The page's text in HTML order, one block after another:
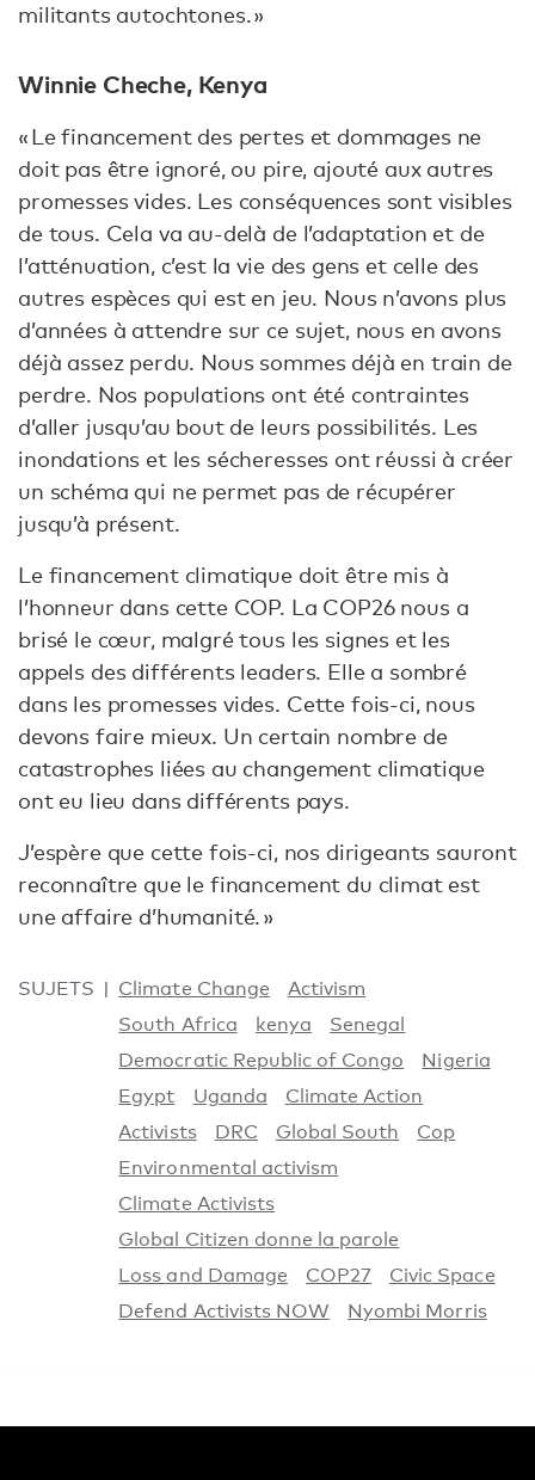
militants autochtones. »
Winnie Cheche, Kenya
« Le financement des pertes et dommages ne
doit pas être ignoré, ou pire, ajouté aux autres
promesses vides. Les conséquences sont visibles
de tous. Cela va au-delà de l’adaptation et de
l’atténuation, c’est la vie des gens et celle des
autres espèces qui est en jeu. Nous n’avons plus
d’années à attendre sur ce sujet, nous en avons
déjà assez perdu. Nous sommes déjà en train de
perdre. Nos populations ont été contraintes
d’aller jusqu’au bout de leurs possibilités. Les
inondations et les sécheresses ont réussi à créer
un schéma qui ne permet pas de récupérer
jusqu’à présent.
Le financement climatique doit être mis à
l’honneur dans cette COP. La COP26 nous a
brisé le cœur, malgré tous les signes et les
appels des différents leaders. Elle a sombré
dans les promesses vides. Cette fois-ci, nous
devons faire mieux. Un certain nombre de
catastrophes liées au changement climatique
ont eu lieu dans différents pays.
J’espère que cette fois-ci, nos dirigeants sauront
reconnaître que le financement du climat est
une affaire d’humanité. »
SUJETS Climate Change
Activism
South Africa
kenya
Senegal
Democratic Republic of Congo
Nigeria
Egypt
Uganda
Climate Action
Activists
DRC Global South
Cop
Environmental activism
Climate Activists
Global Citizen donne la parole
Loss and Damage
COP27
Civic Space
Defend Activists NOW
Nyombi Morris